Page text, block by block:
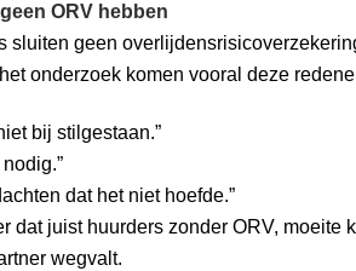
ORV hebben
sluiten geen
onderzoek komen vooral deze
bij stilgestaan.”
dat het niet hoefde.”
dat juist huurders zonder ORV,
wegvalt.